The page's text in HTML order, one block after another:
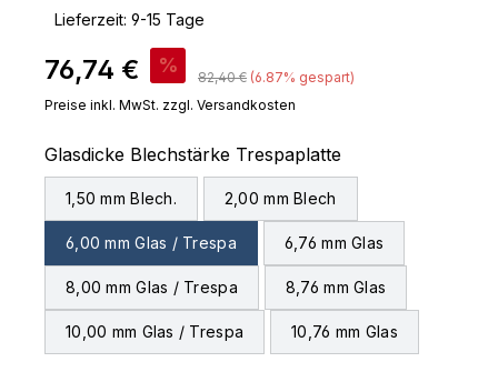
Lieferzeit: 9-15 Tage
Verkaufspreis:
76,74 € % Regulärer Preis:
82,40 € (6.87% gespart)
Preise inkl. MwSt. zzgl. Versandkosten
Glasdicke Blechstärke Trespaplatteauswählen
1,50 mm Blech. 2,00 mm Blech
6,00 mm Glas / Trespa 6,76 mm Glas
8,00 mm Glas / Trespa 8,76 mm Glas
10,00 mm Glas / Trespa 10,76 mm Glas